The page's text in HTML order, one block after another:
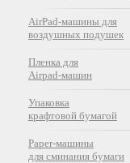
AirPad-машины для
воздушных подушек
Пленка для
Airpad-машин
Упаковка
крафтовой бумагой
Paper-машины
для сминания бумаги